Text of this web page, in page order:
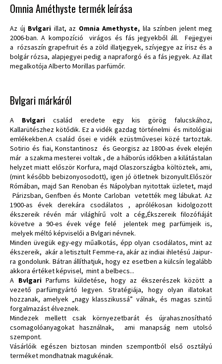
Omnia Améthyste termék leírása
Az új Bvlgari illat, az Omnia Amethyste, lila színben jelent meg
2006-ban. A kompozíció virágos és fás jegyekből áll. Fejjegyei
a rózsaszín grapefruit és a zöld illatjegyek, szívjegye az írisz és a
bolgár rózsa, alapjegyei pedig a napraforgó és a fás jegyek. Az illat
megalkotója Alberto Morillas parfümőr.
Bvlgari márkáról
A Bvlgari család eredete egy kis görög falucskához,
Kallarütészhez kötődik. Ez a vidék gazdag történelmi és mitológiai
emlékekben.A család ősei e vidék ezüstművesei közé tartoztak.
Sotirio és fiai, Konstantinosz és Georgisz az 1800-as évek elején
már a szakma mesterei voltak , de a háborús időkben a kilátástalan
helyzet miatt először Korfura, majd Olaszországba költöztek, ami,
(mint később bebizonyosodott), igen jó ötletnek bizonyult.Először
Rómában, majd San Renoban és Nápolyban nyitottak üzletet, majd
Párizsban, Genfben és Monte Carloban vetették meg lábukat. Az
1900-as évek derekára csodálatos , aprólékosan kidolgozott
ékszereik révén már világhírű volt a cég,Ékszereik filozófiáját
követve a 90-es évek vége felé jelentek meg parfümjeik is,
melyek méltó képviselői a Bvlgari névnek.
Minden üvegük egy-egy műalkotás, épp olyan csodálatos, mint az
ékszereik, akár a letisztult Femme-ra, akár az indiai ihletésú Jaipur-
ra gondolunk. Bátran állíthatjuk, hogy ez esetben a külcsín legalább
akkora értéket képvisel, mint a belbecs...
A BvlgariParfums küldetése, hogy az ékszerészek között a
vezető parfümgyártó legyen. Stratégiája, hogy olyan illatokat
hozzanak, amelyek „nagy klasszikussá” válnak, és magas szintű
forgalmazást élveznek.
Mindezek mellett csak környezetbarát és újrahasznosítható
csomagolóanyagokat használnak, ami manapság nem utolsó
szempont.
Vásárlóik egészen biztosan minden szempontból első osztályú
terméket mondhatnak magukénak.